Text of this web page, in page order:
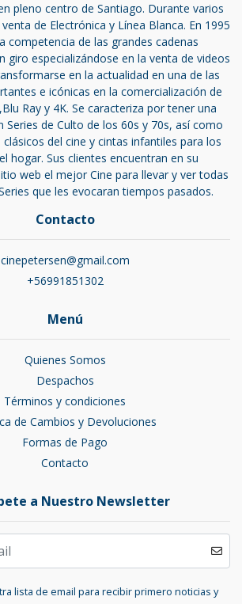
pleno centro de Santiago. Durante varios
de Electrónica y Línea Blanca. En 1995
competencia de las grandes cadenas
giro especializándose en la venta de videos
en la actualidad en una de las
e icónicas en la comercialización de
Ray y 4K. Se caracteriza por tener una
Series de Culto de los 60s y 70s, así como
del cine y cintas infantiles para los
hogar. Sus clientes encuentran en su
web el mejor Cine para llevar y ver todas
que les evocaran tiempos pasados.
Contacto
cinepetersen@gmail.com
+56991851302
Menú
Quienes Somos
Despachos
Términos y condiciones
de Cambios y Devoluciones
Formas de Pago
Contacto
a Nuestro Newsletter
lista de email para recibir primero noticias y